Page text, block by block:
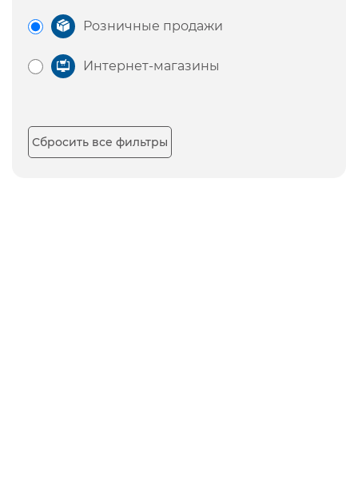
Розничные продажи
Интернет-магазины
Сбросить все фильтры